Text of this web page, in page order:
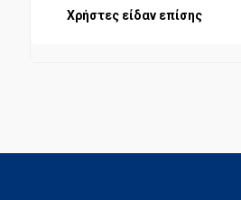
Χρήστες είδαν επίσης